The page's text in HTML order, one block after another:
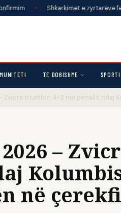
• Shkarkimet e zyrtarëve federalë
TE DOBISHME SPORTI
– Zvicra triumfon 4-3 me penallti
2026 –
në